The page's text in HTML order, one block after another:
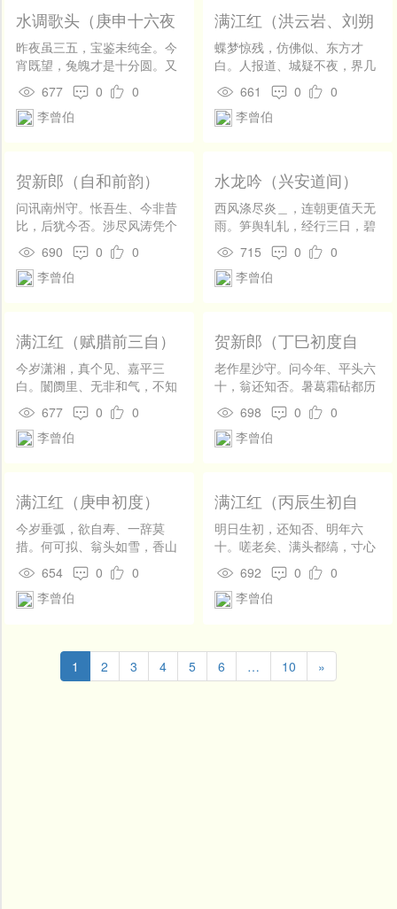
抱寸，龙颜密侍天威尺。借笔
端、从此润皇猷，翰林伯。
南方半壁，中外保无虞。了此
经营事，归去位钧枢。
水调歌头（庚申十六夜
月简陈次贾）
昨夜虽三五，宝鉴未纯全。今
宵既望，兔魄才是十分圆。又
得平滩系缆，冷浸玻璃千顷，
表里一壶天。扶惫蓬窗下，拚
却夜深眠。 想嫦娥，应笑我，
广寒宫殿，怅未了尘绿。愿赐
长生药，换我骨为仙。
677 0
0
李曾伯
满江红（洪云岩、刘朔
斋用韵）
蝶梦惊残，仿佛似、东方才
白。人报道、城疑不夜，界几
无色。敲瓦微听冰线响，开窗
倏放风花入。拥重貂、曾不觉
寒侵，将何德。 呼剡棹，行为
得松江江上去，一蓑独钓丝千
尺。要不持、寸铁和前修，文
章伯。
661 0
0
李曾伯
贺新郎（自和前韵）
问讯南州守。怅吾生、今非昔
比，后犹今否。涉尽风涛凭个
甚，一瓣心香在袖。人竞说、
顽哉此叟。识破荣途皆幻境，
只形骸、已累它何有。姑勉
难又。兔魄初生人初度，期共
婵娟长久。赖此月、于人犹
厚。燕颔封侯非我事，早携
书、归卧吾庐旧。渝此约，有
690 0
0
李曾伯
水龙吟（兴安道间）
西风涤尽炎＿，连朝更值天无
雨。笋舆轧轧，经行三日，碧
＿无数。胜绝江山，余行天
下，无如此处。任今来昔往，
迎新送旧，风景在、只如许。
幸逢多黍。拜表出师，安南定
北，岂无忠武。嗟病夫、老矣
无能，促归棹，舣江渚。
715 0
0
李曾伯
满江红（赋腊前三自）
今岁潇湘，真个见、嘉平三
白。闤阓里、无非和气，不知
寒色。宇宙幻成清净境，了无
一点红尘入。问太空、此瑞自
何来，君王德。 歌笑是，兔园
万里，屏除螟＿深千尺。向此
时、何以对梅花，呼欢伯。
677 0
0
李曾伯
贺新郎（丁巳初度自
赋）
老作星沙守。问今年、平头六
十，翁还知否。暑葛霜砧都历
遍，还著回旋舞袖。奚所用、
皤然一叟。欲觅金丹驻颜色，
纵铁鞋、踏破终无有。空自
圆又。弧矢四方男子事，争奈
灰心也久。何以报、国恩深
厚。了却官痴归去好，有竹
窗、蓬户生涯旧。姑一笑，付
698 0
0
李曾伯
满江红（庚申初度）
今岁垂弧，欲自寿、一辞莫
措。何可拟、翁头如雪，香山
白傅。首夏一番罹重病，去秋
数月撄狂虏。赖天公、肯为保
余生，逢初度。 今幸释，千钧
底事，菊松三径犹堪主。办篮
舆、尚可檄渔樵，盟鸥鹭。
654 0
0
李曾伯
满江红（丙辰生初自
赋）
明日生初，还知否、明年六
十。嗟老矣、满头都缟，寸心
犹赤。三十载间尘土债，几千
里外风涛役。赖君天、许放故
山归，恩无极。 出而作，入而
我事，抱孙弄子聊吾适。且从
今、时复一中之，杯中物。
692 0
0
李曾伯
1 2 3 4 5 6 … 10 »